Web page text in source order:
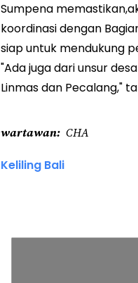
Sumpena
koordinasi dengan
siap untuk mendukung
"Ada juga dari unsur
Linmas dan Pecalang,"
wartawan CHA
Keliling Bali